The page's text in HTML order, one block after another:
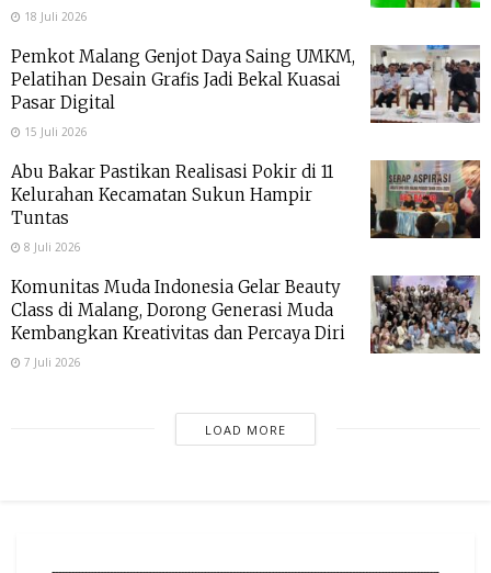
18 Juli 2026
Pemkot Malang Genjot Daya Saing UMKM,
Pelatihan Desain Grafis Jadi Bekal Kuasai
Pasar Digital
15 Juli 2026
Abu Bakar Pastikan Realisasi Pokir di 11
Kelurahan Kecamatan Sukun Hampir
Tuntas
8 Juli 2026
Komunitas Muda Indonesia Gelar Beauty
Class di Malang, Dorong Generasi Muda
Kembangkan Kreativitas dan Percaya Diri
7 Juli 2026
LOAD MORE